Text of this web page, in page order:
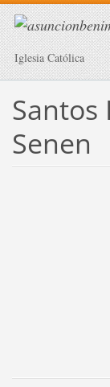
Iglesia Católica
Santos
Senen